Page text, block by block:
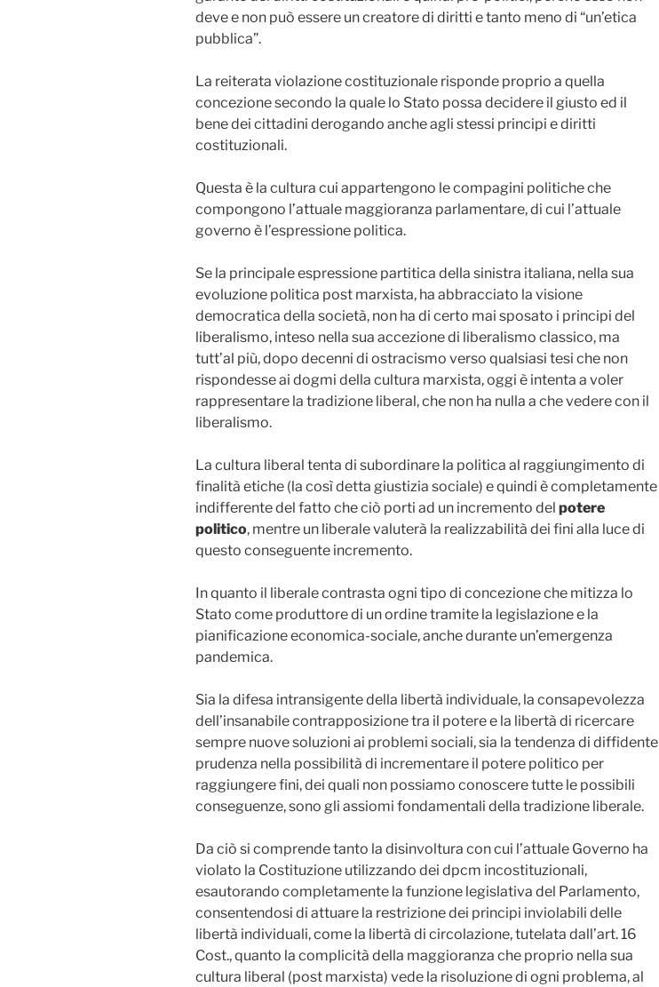
deve e non può essere un creatore di diritti e tanto meno di “un’etica
pubblica”.
La reiterata violazione costituzionale risponde proprio a quella
concezione secondo la quale lo Stato possa decidere il giusto ed il
bene dei cittadini derogando anche agli stessi principi e diritti
costituzionali.
Questa è la cultura cui appartengono le compagini politiche che
compongono l’attuale maggioranza parlamentare, di cui l’attuale
governo è l’espressione politica.
Se la principale espressione partitica della sinistra italiana, nella sua
evoluzione politica post marxista, ha abbracciato la visione
democratica della società, non ha di certo mai sposato i principi del
liberalismo, inteso nella sua accezione di liberalismo classico, ma
tutt’al più, dopo decenni di ostracismo verso qualsiasi tesi che non
rispondesse ai dogmi della cultura marxista, oggi è intenta a voler
rappresentare la tradizione liberal, che non ha nulla a che vedere con il
liberalismo.
La cultura liberal tenta di subordinare la politica al raggiungimento di
finalità etiche (la così detta giustizia sociale) e quindi è completamente
indifferente del fatto che ciò porti ad un incremento del potere
politico, mentre un liberale valuterà la realizzabilità dei fini alla luce di
questo conseguente incremento.
In quanto il liberale contrasta ogni tipo di concezione che mitizza lo
Stato come produttore di un ordine tramite la legislazione e la
pianificazione economica-sociale, anche durante un’emergenza
pandemica.
Sia la difesa intransigente della libertà individuale, la consapevolezza
dell’insanabile contrapposizione tra il potere e la libertà di ricercare
sempre nuove soluzioni ai problemi sociali, sia la tendenza di diffidente
prudenza nella possibilità di incrementare il potere politico per
raggiungere fini, dei quali non possiamo conoscere tutte le possibili
conseguenze, sono gli assiomi fondamentali della tradizione liberale.
Da ciò si comprende tanto la disinvoltura con cui l’attuale Governo ha
violato la Costituzione utilizzando dei dpcm incostituzionali,
esautorando completamente la funzione legislativa del Parlamento,
consentendosi di attuare la restrizione dei principi inviolabili delle
libertà individuali, come la libertà di circolazione, tutelata dall’art. 16
Cost., quanto la complicità della maggioranza che proprio nella sua
cultura liberal (post marxista) vede la risoluzione di ogni problema, al